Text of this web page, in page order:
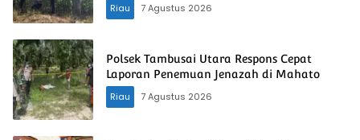
Riau
7 Agustus 2026
Polsek Tambusai Utara Respons Cepat
Laporan Penemuan Jenazah di Mahato
Riau
7 Agustus 2026